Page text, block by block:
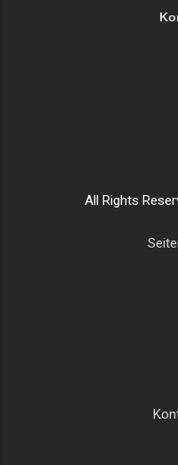
All Rights